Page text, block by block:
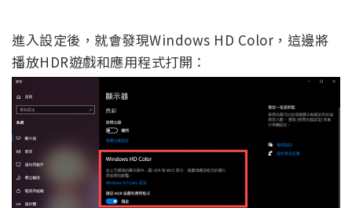
進入設定後，就會發現Windows HD Color，這邊將
播放HDR遊戲和應用程式打開：